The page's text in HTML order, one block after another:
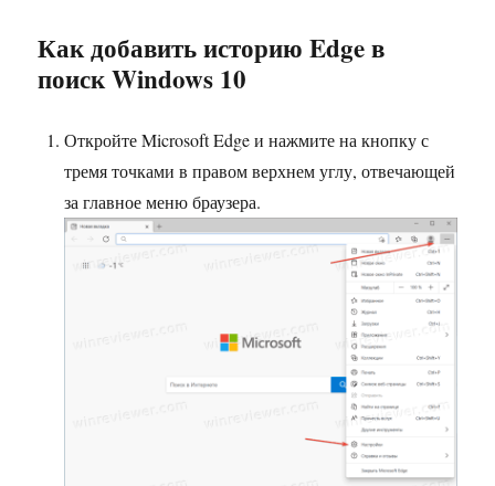
Как добавить историю Edge в
поиск Windows 10
Откройте Microsoft Edge и нажмите на кнопку с
тремя точками в правом верхнем углу, отвечающей
за главное меню браузера.